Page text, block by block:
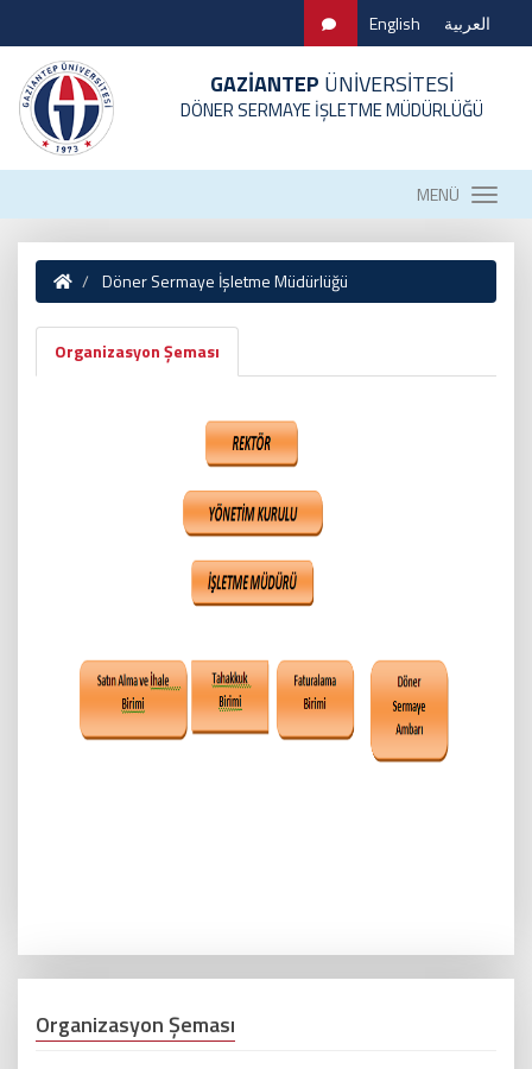
English العربية
GAZİANTEP ÜNİVERSİTESİ
DÖNER SERMAYE İŞLETME MÜDÜRLÜĞÜ
MENÜ
Döner Sermaye İşletme Müdürlüğü
Organizasyon Şeması
Organizasyon Şeması